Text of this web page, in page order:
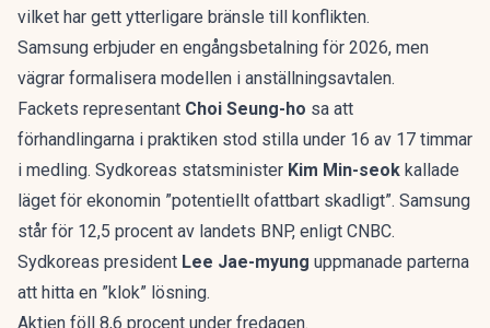
vilket har gett ytterligare bränsle till konflikten.
Samsung erbjuder en engångsbetalning för 2026, men
vägrar formalisera modellen i anställningsavtalen.
Fackets representant Choi Seung-ho sa att
förhandlingarna i praktiken stod stilla under 16 av 17 timmar
i medling. Sydkoreas statsminister Kim Min-seok kallade
läget för ekonomin ”potentiellt ofattbart skadligt”. Samsung
står för 12,5 procent av landets BNP, enligt CNBC.
Sydkoreas president Lee Jae-myung uppmanade parterna
att hitta en ”klok” lösning.
Aktien föll 8,6 procent under fredagen.